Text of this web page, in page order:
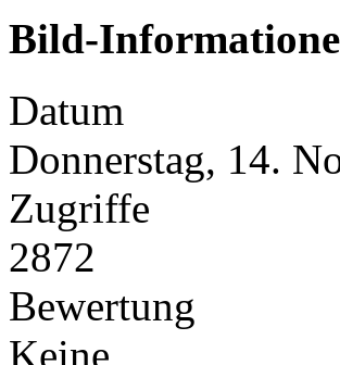
Bild-
Datum
Donnerstag, 14.
Zugriffe
2872
Bewertung
Keine